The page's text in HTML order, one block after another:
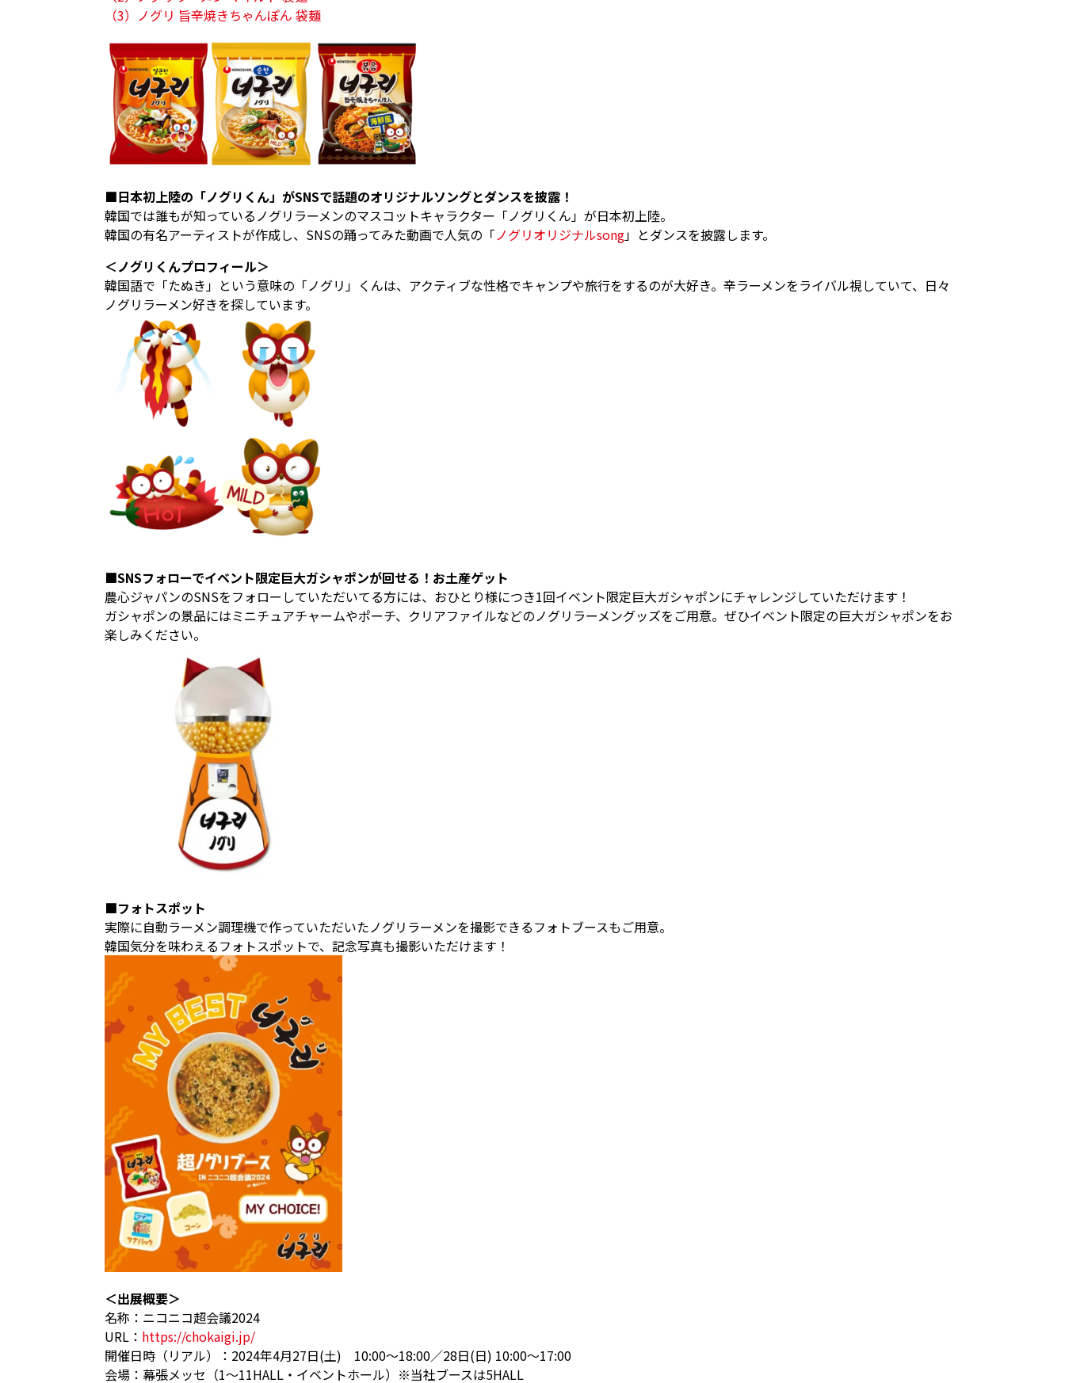
（3）ノグリ 旨辛焼きちゃんぽん 袋麺
■日本初上陸の「ノグリくん」がSNSで話題のオリジナルソングとダンスを披露！
韓国では誰もが知っているノグリラーメンのマスコットキャラクター「ノグリくん」が日本初上陸。
韓国の有名アーティストが作成し、SNSの踊ってみた動画で人気の「ノグリオリジナルsong」とダンスを披露します。
＜ノグリくんプロフィール＞
韓国語で「たぬき」という意味の「ノグリ」くんは、アクティブな性格でキャンプや旅行をするのが大好き。辛ラーメンをライバル視していて、日々
ノグリラーメン好きを探しています。
■SNSフォローでイベント限定巨大ガシャポンが回せる！お土産ゲット
農心ジャパンのSNSをフォローしていただいてる方には、おひとり様につき1回イベント限定巨大ガシャポンにチャレンジしていただけます！
ガシャポンの景品にはミニチュアチャームやポーチ、クリアファイルなどのノグリラーメングッズをご用意。ぜひイベント限定の巨大ガシャポンをお
楽しみください。
■フォトスポット
実際に自動ラーメン調理機で作っていただいたノグリラーメンを撮影できるフォトブースもご用意。
韓国気分を味わえるフォトスポットで、記念写真も撮影いただけます！
＜出展概要＞
名称：ニコニコ超会議2024
URL： https://chokaigi.jp/
開催日時（リアル）：2024年4月27日(土) 10:00～18:00／28日(日) 10:00～17:00
会場：幕張メッセ（1～11HALL・イベントホール）※当社ブースは5HALL